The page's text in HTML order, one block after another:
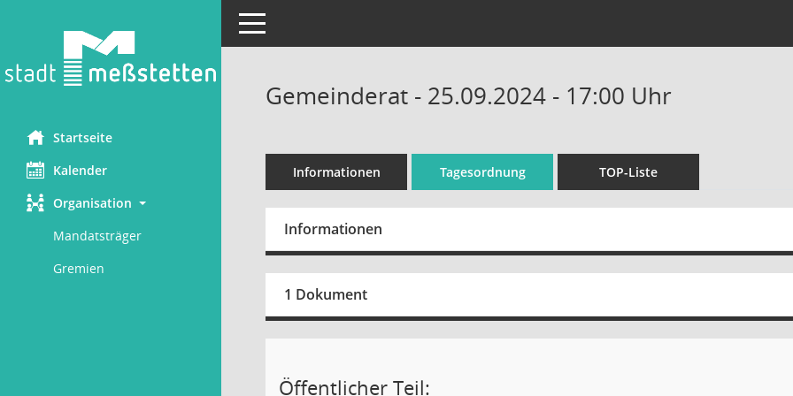
Startseite
Kalender
Organisation
Mandatsträger
Gremien
Toggle navigation
Gemeinderat - 25.09.2024 - 17:00 Uhr
Informationen Tagesordnung TOP-Liste
Informationen
1 Dokument
Öffentlicher Teil: